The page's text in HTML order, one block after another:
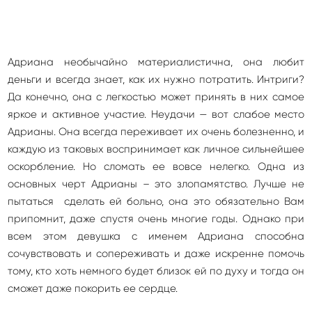
Адриана необычайно материалистична, она любит
деньги и всегда знает, как их нужно потратить. Интриги?
Да конечно, она с легкостью может принять в них самое
яркое и активное участие. Неудачи — вот слабое место
Адрианы. Она всегда переживает их очень болезненно, и
каждую из таковых воспринимает как личное сильнейшее
оскорбление. Но сломать ее вовсе нелегко. Одна из
основных черт Адрианы – это злопамятство. Лучше не
пытаться сделать ей больно, она это обязательно Вам
припомнит, даже спустя очень многие годы. Однако при
всем этом девушка с именем Адриана способна
сочувствовать и сопереживать и даже искренне помочь
тому, кто хоть немного будет близок ей по духу и тогда он
сможет даже покорить ее сердце.